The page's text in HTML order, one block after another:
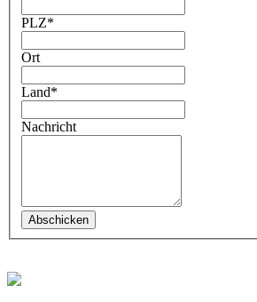
PLZ*
Ort
Land*
Nachricht